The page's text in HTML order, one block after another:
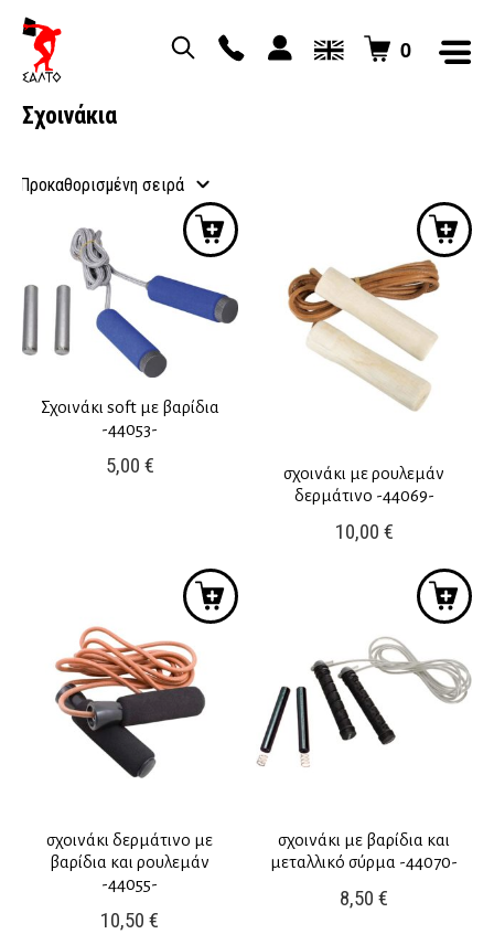
0
Σχοινάκια
Σχοινάκι soft με βαρίδια
-44053-
5,00 €
σχοινάκι με ρουλεμάν
δερμάτινο -44069-
10,00 €
σχοινάκι δερμάτινο με
βαρίδια και ρουλεμάν
-44055-
10,50€
σχοινάκι με βαρίδια και
μεταλλικό σύρμα -44070-
8,50€